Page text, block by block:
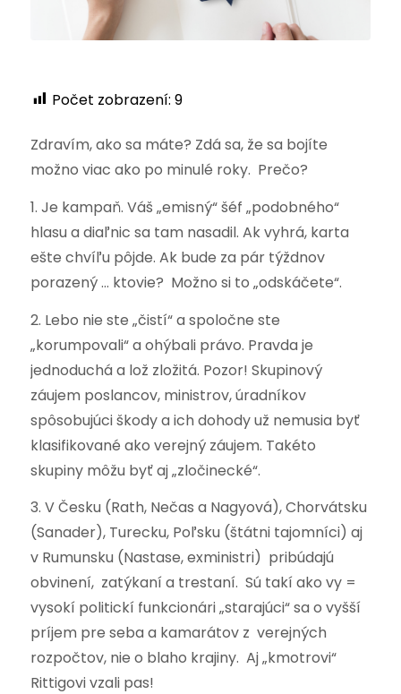
Počet zobrazení: 9
Zdravím, ako sa máte? Zdá sa, že sa bojíte
možno viac ako po minulé roky. Prečo?
1. Je kampaň. Váš „emisný“ šéf „podobného“
hlasu a diaľnic sa tam nasadil. Ak vyhrá, karta
ešte chvíľu pôjde. Ak bude za pár týždnov
porazený … ktovie? Možno si to „odskáčete“.
2. Lebo nie ste „čistí“ a spoločne ste
„korumpovali“ a ohýbali právo. Pravda je
jednoduchá a lož zložitá. Pozor! Skupinový
záujem poslancov, ministrov, úradníkov
spôsobujúci škody a ich dohody už nemusia byť
klasifikované ako verejný záujem. Takéto
skupiny môžu byť aj „zločinecké“.
3. V Česku (Rath, Nečas a Nagyová), Chorvátsku
(Sanader), Turecku, Poľsku (štátni tajomníci) aj
v Rumunsku (Nastase, exministri) pribúdajú
obvinení, zatýkaní a trestaní. Sú takí ako vy =
vysokí politickí funkcionári „starajúci“ sa o vyšší
príjem pre seba a kamarátov z verejných
rozpočtov, nie o blaho krajiny. Aj „kmotrovi“
Rittigovi vzali pas!